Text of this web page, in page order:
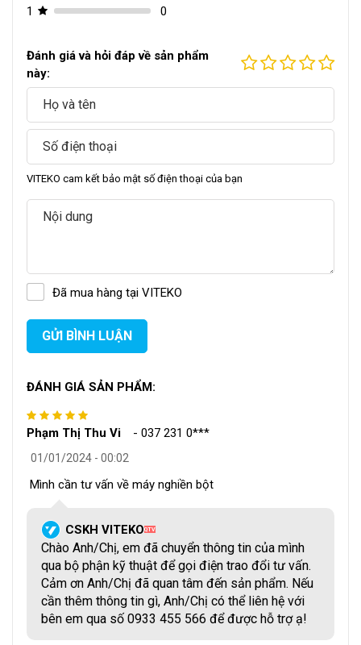
suất lớn
Máy nghiền bột năng suất lớn có khả năng nghiền nhanh
chóng một lượng lớn vật liệu trong thời gian ngắn. Năng suất
của máy có thể lên đến hàng tấn mỗi giờ, đáp ứng nhu cầu
sản xuất lớn của các nhà máy, xí nghiệp.
Kích thước và độ mịn của bột sau khi nghiền có thể được
điều chỉnh để đáp ứng nhu cầu sử dụng. Máy nghiền bột
bền bỉ cao, chịu được tải trọng lớn và hoạt động liên tục
trong thời gian dài.
1 0
Đánh giá và hỏi đáp về sản phẩm
này:
VITEKO cam kết bảo mật số điện thoại của bạn
Đã mua hàng tại VITEKO
GỬI BÌNH LUẬN
ĐÁNH GIÁ SẢN PHẨM:
Phạm Thị Thu Vi - 037 231 0***
01/01/2024 - 00:02
Mình cần tư vấn về máy nghiền bột
CSKH VITEKOQTV
Chào Anh/Chị, em đã chuyển thông tin của mình
qua bộ phận kỹ thuật để gọi điện trao đổi tư vấn.
Cảm ơn Anh/Chị đã quan tâm đến sản phẩm. Nếu
cần thêm thông tin gì, Anh/Chị có thể liên hệ với
bên em qua số 0933 455 566 để được hỗ trợ ạ!